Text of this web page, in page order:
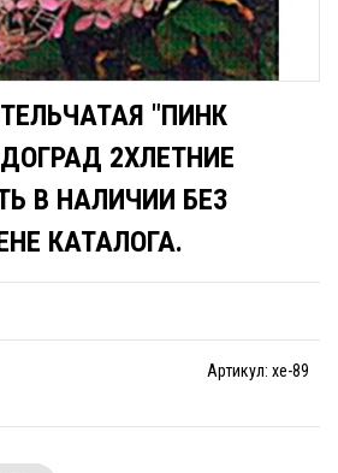
"ПИНК
2ХЛЕТНИЕ
В НАЛИЧИИ БЕЗ
КАТАЛОГА.
Артикул: xe-89